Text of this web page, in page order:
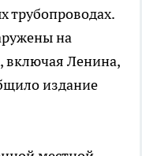
трубопроводах.
на
включая Ленина,
издание